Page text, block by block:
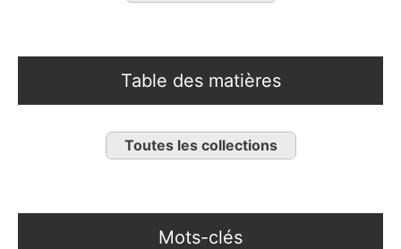
Table des matières
Toutes les collections
Mots-clés